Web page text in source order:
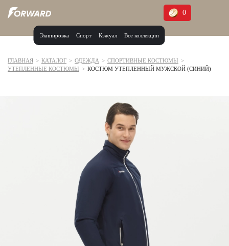
Экипировка Спорт Кэжуал Все коллекции
0
Москва и МО
Нижегородская область (1)
Новосибирская область (3)
ГЛАВНАЯ > КАТАЛОГ > ОДЕЖДА > СПОРТИВНЫЕ КОСТЮМЫ >
УТЕПЛЕННЫЕ КОСТЮМЫ > КОСТЮМ УТЕПЛЕННЫЙ МУЖСКОЙ (СИНИЙ)